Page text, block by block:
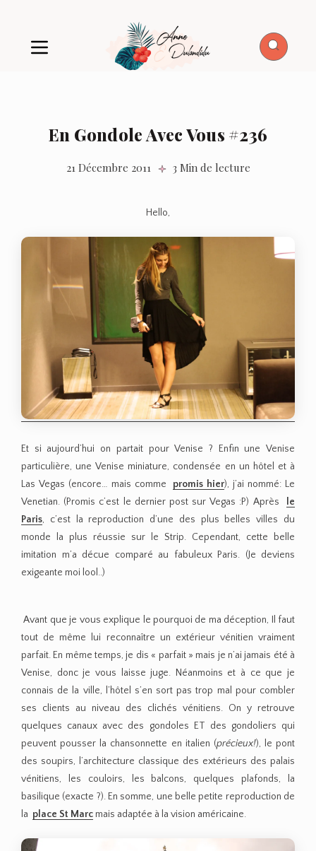
En Gondole Avec Vous #236
21 Décembre 2011 3 Min de lecture
Hello,
Et si aujourd’hui on partait pour Venise ? Enfin une Venise
particulière, une Venise miniature, condensée en un hôtel et à
Las Vegas (encore… mais comme
promis hier), j’ai nommé: Le
Venetian. (Promis c’est le dernier post sur Vegas :P) Après
le
Paris, c’est la reproduction d’une des plus belles villes du
monde la plus réussie sur le Strip. Cependant, cette belle
imitation m’a décue comparé au fabuleux Paris. (Je deviens
exigeante moi lool..)
Avant que je vous explique le pourquoi de ma déception, Il faut
tout de même lui reconnaître un extérieur vénitien vraiment
parfait. En même temps, je dis « parfait » mais je n’ai jamais été à
Venise, donc je vous laisse juge. Néanmoins et à ce que je
connais de la ville, l’hôtel s’en sort pas trop mal pour combler
ses clients au niveau des clichés vénitiens. On y retrouve
quelques canaux avec des gondoles ET des gondoliers qui
peuvent pousser la chansonnette en italien (précieux!), le pont
des soupirs, l’architecture classique des extérieurs des palais
vénitiens, les couloirs, les balcons, quelques plafonds, la
basilique (exacte ?). En somme, une belle petite reproduction de
la place St Marc mais adaptée à la vision américaine.